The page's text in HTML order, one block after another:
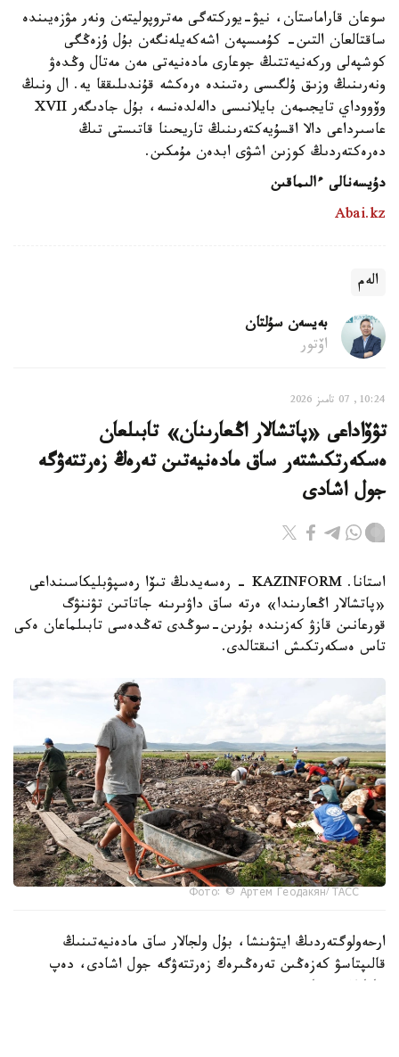
سوعان قاراماستان، نيۋ-يوركتەگى مەتروپوليتەن ونەر مۋزەيىندە
ساقتالعان التىن- كۇمىسپەن اشەكەيلەنگەن بۇل ۇزەڭگى
كوشپەلى وركەنيەتتىڭ جوعارى مادەنيەتى مەن مەتال وڭدەۋ
ونەرىنىڭ وزىق ۇلگىسى رەتىندە ەرەكشە قۇندىلىققا يە. ال ونىڭ
وۆووداي تايجىمەن بايلانىسى دالەلدەنسە، بۇل جادىگەر XVII
عاسىرداعى دالا اقسۇيەكتەرىنىڭ تاريحىنا قاتىستى تىڭ
دەرەكتەردىڭ كوزىن اشۋى ابدەن مۇمكىن.
دۇيسەنالى ءالىماقىن
Abai.kz
الەم
بەيسەن سۇلتان
اۆتور
10:24, 07 تامىز 2026
تۋۆاداعى «پاتشالار اڭعارىنان» تابىلعان
ەسكەرتكىشتەر ساق مادەنيەتىن تەرەڭ زەرتتەۋگە
جول اشادى
استانا. KAZINFORM - رەسەيدىڭ تىۆا رەسپۋبليكاسىنداعى
«پاتشالار اڭعارىندا» ەرتە ساق داۋىرىنە جاتاتىن تۋننۋگ
قورعانىن قازۋ كەزىندە بۇرىن-سوڭدى تەڭدەسى تابىلماعان ەكى
تاس ەسكەرتكىش انىقتالدى.
Фото: © Артем Геодакян/ ТАСС
ارحەولوگتەردىڭ ايتۋىنشا، بۇل ولجالار ساق مادەنيەتىنىڭ
قالىپتاسۋ كەزەڭىن تەرەڭىرەك زەرتتەۋگە جول اشادى، دەپ